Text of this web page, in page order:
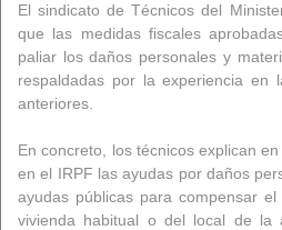
El sindicato de Técnicos del
que las medidas fiscales
paliar los daños personales y
respaldadas por la experiencia en
anteriores.
En concreto, los técnicos explican
en el IRPF las ayudas por daños
ayudas públicas para compensar
vivienda habitual o del local de la